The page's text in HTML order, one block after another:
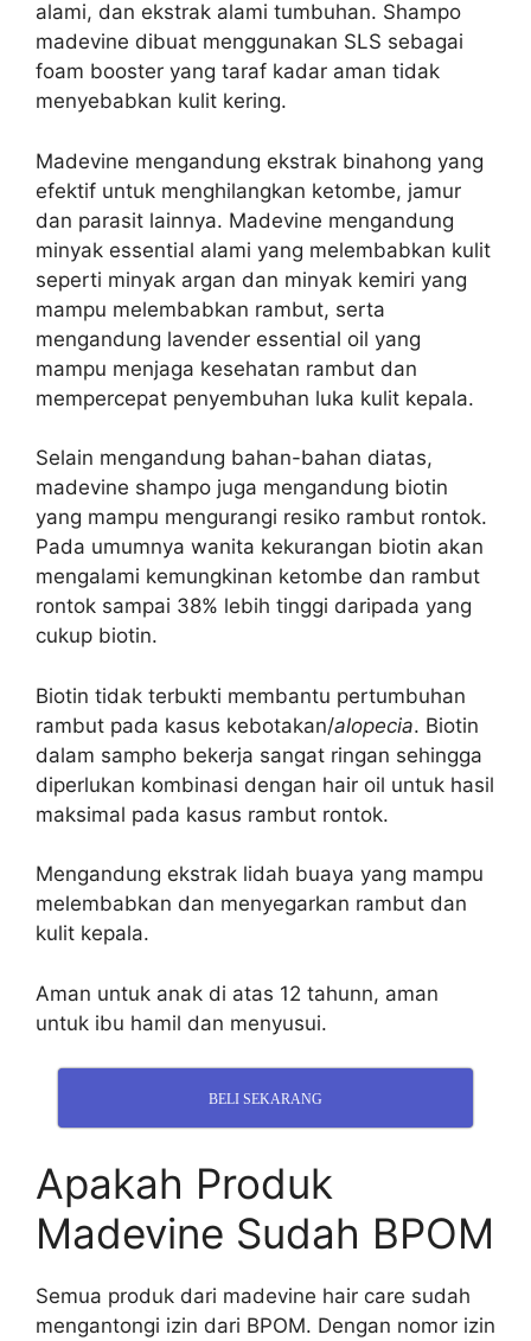
alami, dan ekstrak alami tumbuhan. Shampo
madevine dibuat menggunakan SLS sebagai
foam booster yang taraf kadar aman tidak
menyebabkan kulit kering.
Madevine mengandung ekstrak binahong yang
efektif untuk menghilangkan ketombe, jamur
dan parasit lainnya. Madevine mengandung
minyak essential alami yang melembabkan kulit
seperti minyak argan dan minyak kemiri yang
mampu melembabkan rambut, serta
mengandung lavender essential oil yang
mampu menjaga kesehatan rambut dan
mempercepat penyembuhan luka kulit kepala.
Selain mengandung bahan-bahan diatas,
madevine shampo juga mengandung biotin
yang mampu mengurangi resiko rambut rontok.
Pada umumnya wanita kekurangan biotin akan
mengalami kemungkinan ketombe dan rambut
rontok sampai 38% lebih tinggi daripada yang
cukup biotin.
Biotin tidak terbukti membantu pertumbuhan
rambut pada kasus kebotakan/alopecia. Biotin
dalam sampho bekerja sangat ringan sehingga
diperlukan kombinasi dengan hair oil untuk hasil
maksimal pada kasus rambut rontok.
Mengandung ekstrak lidah buaya yang mampu
melembabkan dan menyegarkan rambut dan
kulit kepala.
Aman untuk anak di atas 12 tahunn, aman
untuk ibu hamil dan menyusui.
BELI SEKARANG
Apakah Produk
Madevine Sudah BPOM
Semua produk dari madevine hair care sudah
mengantongi izin dari BPOM. Dengan nomor izin